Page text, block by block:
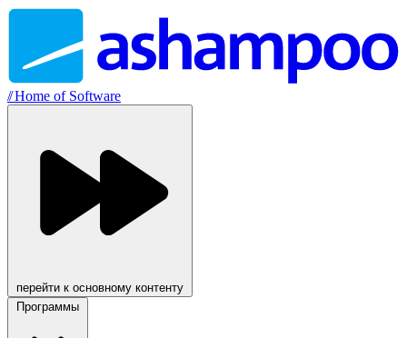
//Home of Software
перейти к основному контенту
Программы